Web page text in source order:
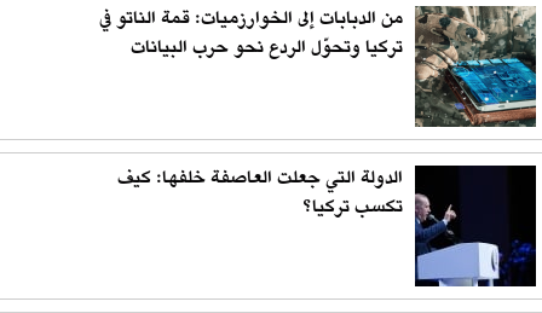
من الدبابات إلى الخوارزميات: قمة الناتو في
تركيا وتحوّل الردع نحو حرب البيانات
الدولة التي جعلت العاصفة خلفها: كيف
تكسب تركيا؟